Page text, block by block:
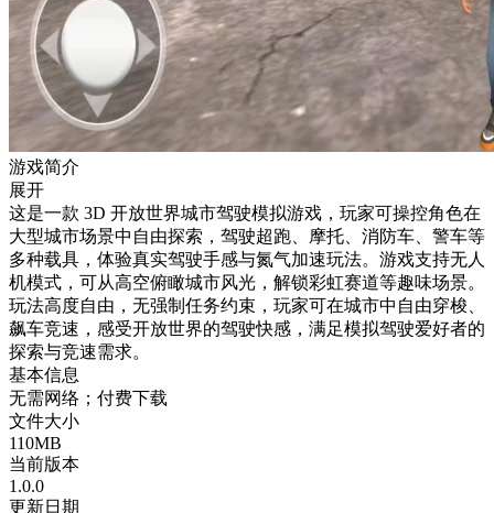
游戏简介
展开
这是一款 3D 开放世界城市驾驶模拟游戏，玩家可操控角色在
大型城市场景中自由探索，驾驶超跑、摩托、消防车、警车等
多种载具，体验真实驾驶手感与氮气加速玩法。游戏支持无人
机模式，可从高空俯瞰城市风光，解锁彩虹赛道等趣味场景。
玩法高度自由，无强制任务约束，玩家可在城市中自由穿梭、
飙车竞速，感受开放世界的驾驶快感，满足模拟驾驶爱好者的
探索与竞速需求。
基本信息
无需网络；付费下载
文件大小
110MB
当前版本
1.0.0
更新日期